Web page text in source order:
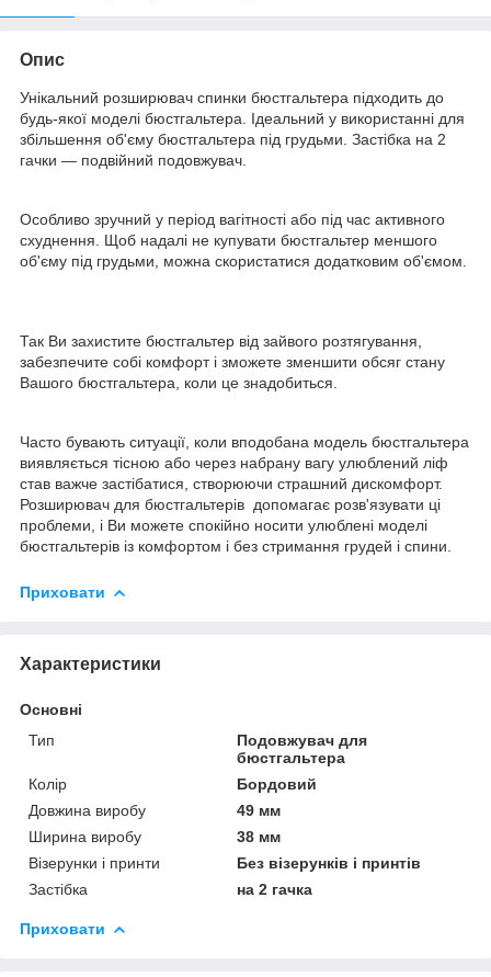
Опис
Унікальний розширювач спинки бюстгальтера підходить до
будь-якої моделі бюстгальтера. Ідеальний у використанні для
збільшення об'єму бюстгальтера під грудьми. Застібка на 2
гачки — подвійний подовжувач.
Особливо зручний у період вагітності або під час активного
схуднення. Щоб надалі не купувати бюстгальтер меншого
об'єму під грудьми, можна скористатися додатковим об'ємом.
Так Ви захистите бюстгальтер від зайвого розтягування,
забезпечите собі комфорт і зможете зменшити обсяг стану
Вашого бюстгальтера, коли це знадобиться.
Часто бувають ситуації, коли вподобана модель бюстгальтера
виявляється тісною або через набрану вагу улюблений ліф
став важче застібатися, створюючи страшний дискомфорт.
Розширювач для бюстгальтерів допомагає розв'язувати ці
проблеми, і Ви можете спокійно носити улюблені моделі
бюстгальтерів із комфортом і без стримання грудей і спини.
Приховати
Характеристики
Основні
Тип
Подовжувач для
бюстгальтера
Колір
Бордовий
Довжина виробу
49 мм
Ширина виробу
38 мм
Візерунки і принти
Без візерунків і принтів
Застібка
на 2 гачка
Приховати